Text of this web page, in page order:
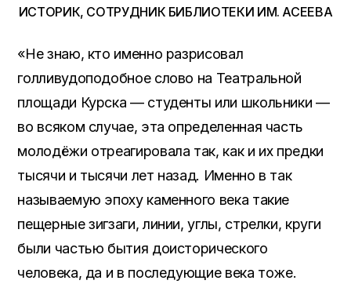
ИСТОРИК, СОТРУДНИК БИБЛИОТЕКИ ИМ. АСЕЕВА
«Не знаю, кто именно разрисовал
голливудоподобное слово на Театральной
площади Курска — студенты или школьники —
во всяком случае, эта определенная часть
молодёжи отреагировала так, как и их предки
тысячи и тысячи лет назад. Именно в так
называемую эпоху каменного века такие
пещерные зигзаги, линии, углы, стрелки, круги
были частью бытия доисторического
человека, да и в последующие века тоже.